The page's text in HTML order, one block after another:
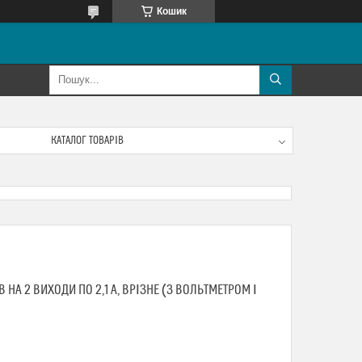
Кошик
КАТАЛОГ ТОВАРІВ
НА 2 ВИХОДИ ПО 2,1 А, ВРІЗНЕ (З ВОЛЬТМЕТРОМ І